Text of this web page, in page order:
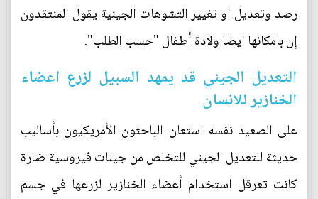
رصد وتعديل او تغيير التشوهات الجينية يقول المنتقدون
إن بامكانها ايضا ولادة أطفال "حسب الطلب".
التعديل الجيني قد يمهد السبيل لزرع اعضاء
الخنازير للانسان
على الصعيد نفسه استعان الباحثون الأمريكيون بأساليب
حديثة للتعديل الجيني للتخلص من جينات فيروسية ضارة
كانت تعرقل استخدام أعضاء الخنازير لزرعها في جسم